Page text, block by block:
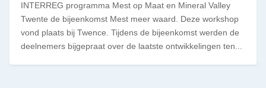
INTERREG programma Mest op Maat en Mineral Valley
Twente de bijeenkomst Mest meer waard. Deze workshop
vond plaats bij Twence. Tijdens de bijeenkomst werden de
deelnemers bijgepraat over de laatste ontwikkelingen ten...